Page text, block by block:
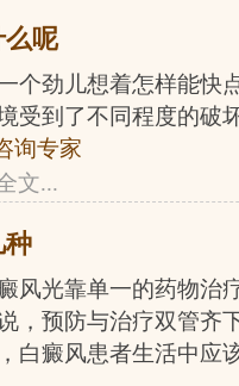
么呢
劲儿想着怎样能快
受到了不同程度的破
询专家
文...
种
光靠单一的药物治
，预防与治疗双管齐
白癜风患者生活中应